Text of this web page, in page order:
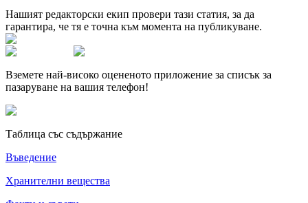
Нашият редакторски екип провери тази статия, за да
гарантира, че тя е точна към момента на публикуване.
Вземете най-високо оцененото приложение за списък за
пазаруване на вашия телефон!
Таблица със съдържание
Въведение
Хранителни вещества